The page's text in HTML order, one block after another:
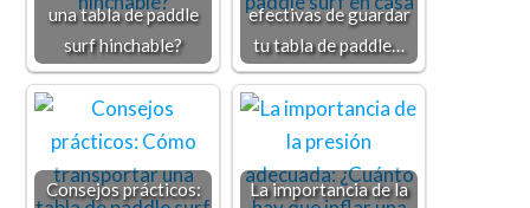
una tabla de paddle
surf hinchable?
efectivas de guardar
tu tabla de paddle…
Consejos prácticos:
La importancia de la